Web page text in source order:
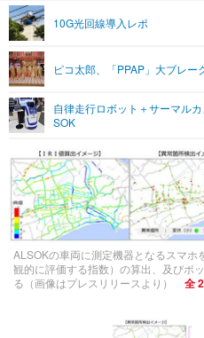
グラビア
ショッピング
ライフTOP
リリース一覧
プッシュ通知の停止方法
10G光回線導入レポ
ピコ太郎、「PPAP」大ブレ
自律走行ロボット＋サーマル
SOK
ALSOKの車両に測定機器となるスマホ
観的に評価する指数）の算出、及びポ
る（画像はプレスリリースより）
全